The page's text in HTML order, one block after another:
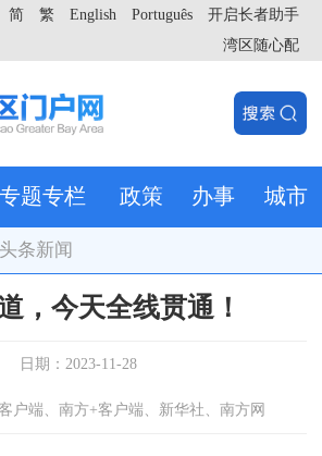
开启长者助手
Português
English
繁
简
湾区随心配
专题专栏 政策 办事 城市
头条新闻
，今天全线贯通！
日期：2023-11-28
户端、南方+客户端、新华社、南方网